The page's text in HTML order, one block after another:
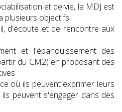
et de vie, la MDJ est
plusieurs objectifs :
d'écoute et de rencontre aux
et l'épanouissement des
du CM2) en proposant des
où ils peuvent exprimer leurs
peuvent s'engager dans des